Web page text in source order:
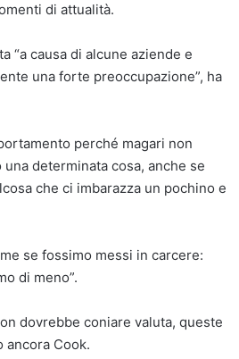
di attualità.
“a causa di alcune aziende e
una forte preoccupazione”, ha
perché magari non
determinata cosa, anche se
che ci imbarazza un pochino e
se fossimo messi in carcere:
di meno”.
dovrebbe coniare valuta, queste
ancora Cook.